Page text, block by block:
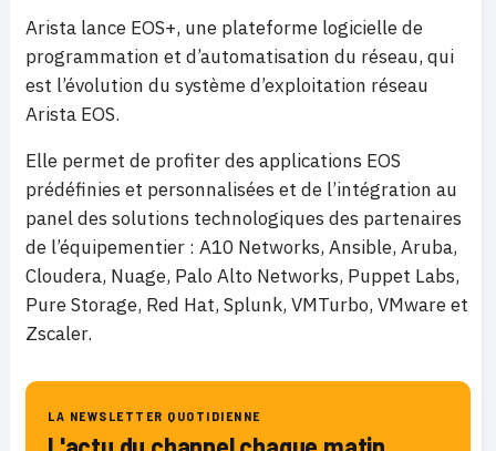
Arista lance EOS+, une plateforme logicielle de
programmation et d’automatisation du réseau, qui
est l’évolution du système d’exploitation réseau
Arista EOS.
Elle permet de profiter des applications EOS
prédéfinies et personnalisées et de l’intégration au
panel des solutions technologiques des partenaires
de l’équipementier : A10 Networks, Ansible, Aruba,
Cloudera, Nuage, Palo Alto Networks, Puppet Labs,
Pure Storage, Red Hat, Splunk, VMTurbo, VMware et
Zscaler.
LA NEWSLETTER QUOTIDIENNE